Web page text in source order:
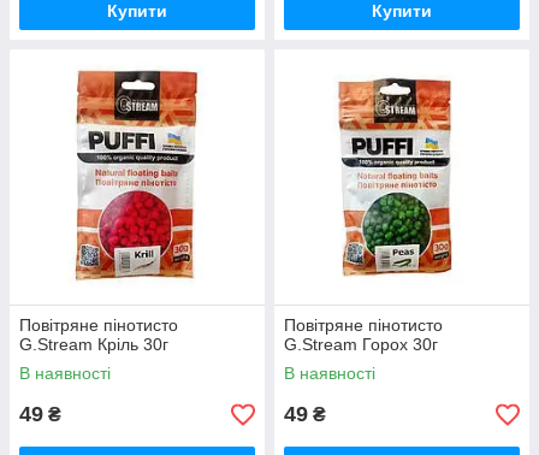
Купити Купити
Повітряне пінотисто
G.Stream Кріль 30г
В наявності
49 ₴
Повітряне пінотисто
G.Stream Горох 30г
В наявності
49 ₴